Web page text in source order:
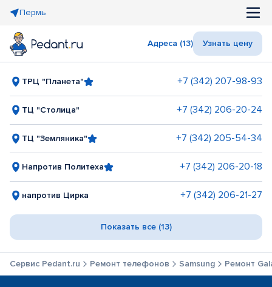
Пермь
Адреса (13) Узнать цену
ТРЦ "Планета" +7 (342) 207-98-93
ТЦ "Столица" +7 (342) 206-20-24
ТЦ "Земляника" +7 (342) 205-54-34
Напротив Политеха +7 (342) 206-20-18
напротив Цирка +7 (342) 206-21-27
Показать все (13)
Сервис Pedant.ru Ремонт телефонов Samsung Ремонт